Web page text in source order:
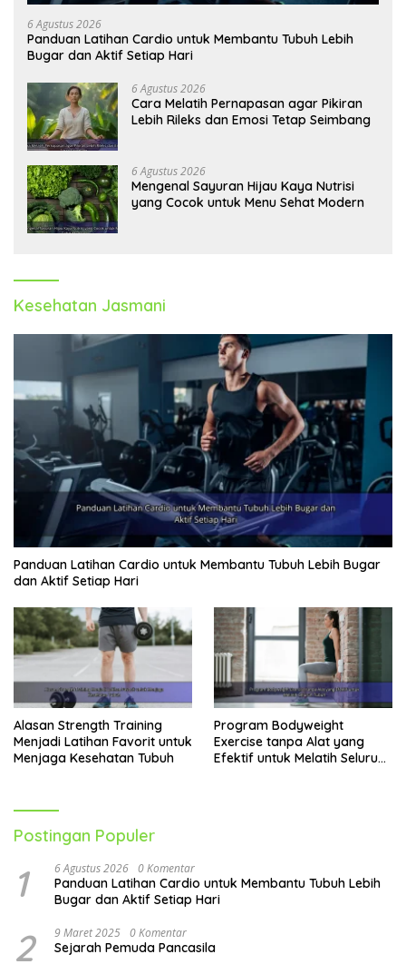
6 Agustus 2026
Panduan Latihan Cardio untuk Membantu Tubuh Lebih
Bugar dan Aktif Setiap Hari
6 Agustus 2026
Cara Melatih Pernapasan agar Pikiran
Lebih Rileks dan Emosi Tetap Seimbang
6 Agustus 2026
Mengenal Sayuran Hijau Kaya Nutrisi
yang Cocok untuk Menu Sehat Modern
Kesehatan Jasmani
Panduan Latihan Cardio untuk Membantu Tubuh Lebih Bugar
dan Aktif Setiap Hari
Alasan Strength Training
Menjadi Latihan Favorit untuk
Menjaga Kesehatan Tubuh
Program Bodyweight
Exercise tanpa Alat yang
Efektif untuk Melatih Seluruh
Postingan Populer
1 6 Agustus 2026 0 Komentar
Panduan Latihan Cardio untuk Membantu Tubuh Lebih
Bugar dan Aktif Setiap Hari
2 9 Maret 2025 0 Komentar
Sejarah Pemuda Pancasila